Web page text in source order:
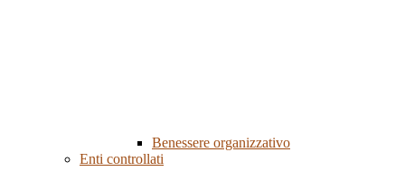
Benessere organizzativo
Enti controllati